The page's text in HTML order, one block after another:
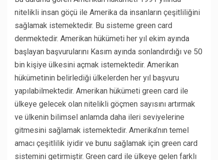
nitelikli insan göçü ile Amerika da insanların çeşitliliğini
sağlamak istemektedir. Bu sisteme green card
denmektedir. Amerikan hükümeti her yıl ekim ayında
başlayan başvurularını Kasım ayında sonlandırdığı ve 50
bin kişiye ülkesini açmak istemektedir. Amerikan
hükümetinin belirlediği ülkelerden her yıl başvuru
yapılabilmektedir. Amerikan hükümeti green card ile
ülkeye gelecek olan nitelikli göçmen sayısını artırmak
ve ülkenin bilimsel anlamda daha ileri seviyelerine
gitmesini sağlamak istemektedir. Amerika’nın temel
amacı çeşitlilik iyidir ve bunu sağlamak için green card
sistemini getirmiştir. Green card ile ülkeye gelen farklı